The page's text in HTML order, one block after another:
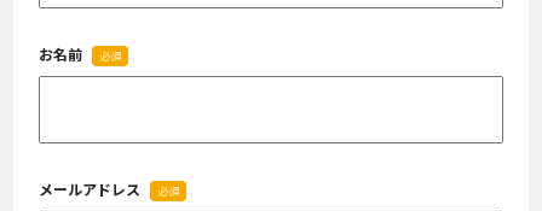
お名前 必須
メールアドレス 必須